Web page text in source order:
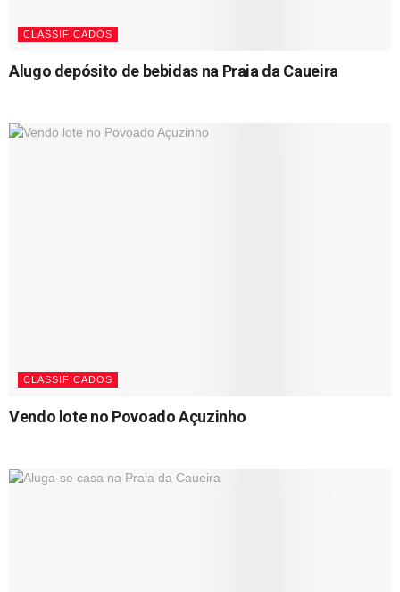
CLASSIFICADOS
Alugo depósito de bebidas na Praia da Caueira
CLASSIFICADOS
Vendo lote no Povoado Açuzinho